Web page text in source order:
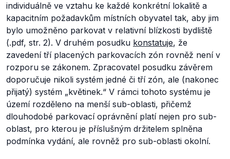
individuálně ve vztahu ke každé konkrétní lokalitě a
kapacitním požadavkům místních obyvatel tak, aby jim
bylo umožněno parkovat v relativní blízkosti bydliště
(.pdf, str. 2). V druhém posudku konstatuje, že
zavedení tří placených parkovacích zón rovněž není v
rozporu se zákonem. Zpracovatel posudku závěrem
doporučuje nikoli systém jedné či tří zón, ale (nakonec
přijatý) systém „květinek.“ V rámci tohoto systému je
území rozděleno na menší sub-oblasti, přičemž
dlouhodobé parkovací oprávnění platí nejen pro sub-
oblast, pro kterou je příslušným držitelem splněna
podmínka vydání, ale rovněž pro sub-oblasti okolní.